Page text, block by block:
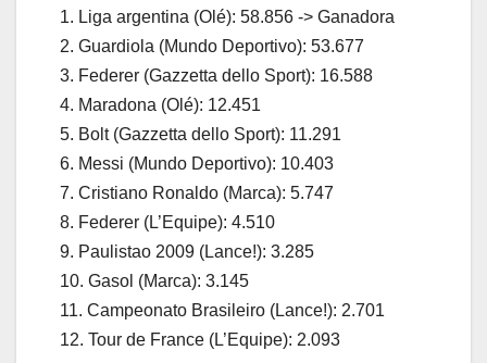
1. Liga argentina (Olé): 58.856 -> Ganadora
2. Guardiola (Mundo Deportivo): 53.677
3. Federer (Gazzetta dello Sport): 16.588
4. Maradona (Olé): 12.451
5. Bolt (Gazzetta dello Sport): 11.291
6. Messi (Mundo Deportivo): 10.403
7. Cristiano Ronaldo (Marca): 5.747
8. Federer (L’Equipe): 4.510
9. Paulistao 2009 (Lance!): 3.285
10. Gasol (Marca): 3.145
11. Campeonato Brasileiro (Lance!): 2.701
12. Tour de France (L’Equipe): 2.093